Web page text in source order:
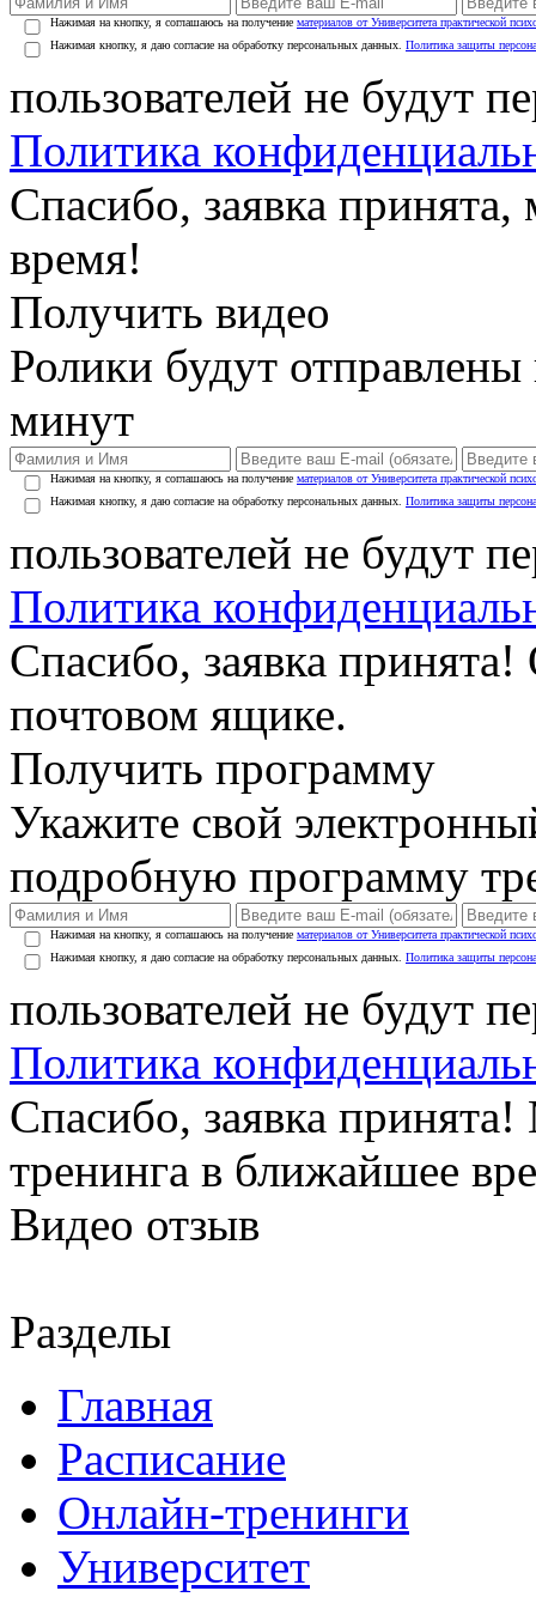
Нажимая на кнопку, я соглашаюсь на получение материалов от Университета практической
Нажимая кнопку, я даю согласие на обработку персональных данных. Политика защиты
пользователей не будут
Политика
Спасибо, заявка
время!
Получить видео
Ролики будут
минут
Нажимая на кнопку, я соглашаюсь на получение материалов от Университета практической
Нажимая кнопку, я даю согласие на обработку персональных данных. Политика защиты
пользователей не будут
Политика
Спасибо, заявка
почтовом ящике.
Получить программу
Укажите свой
подробную программу
Нажимая на кнопку, я соглашаюсь на получение материалов от Университета практической
Нажимая кнопку, я даю согласие на обработку персональных данных. Политика защиты
пользователей не будут
Политика
Спасибо, заявка
тренинга в ближайшее
Видео отзыв
Разделы
Главная
Расписание
Онлайн-тренинги
Университет